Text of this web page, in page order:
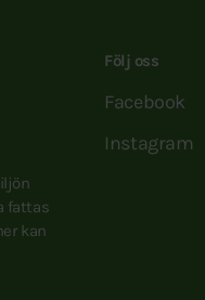
fattas
kan
Följ oss
Facebook
Instagram